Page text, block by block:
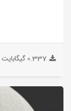
0.337 گیگابایت